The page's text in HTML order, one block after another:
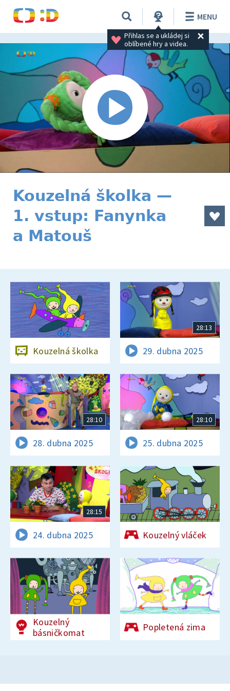
Přihlas se a ukládej si
oblíbené hry a videa.
MENU
Kouzelná školka —
1. vstup: Fanynka
a Matouš
Kouzelná školka
28:13
29. dubna 2025
28:10
28. dubna 2025
28:10
25. dubna 2025
28:15
24. dubna 2025 Kouzelný vláček
Kouzelný
básničkomat
Popletená zima